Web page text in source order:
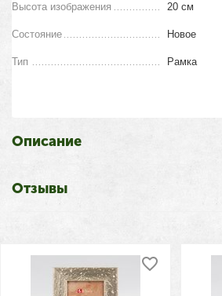
Высота изображения 20 см
Состояние Новое
Тип Рамка
Описание
Отзывы